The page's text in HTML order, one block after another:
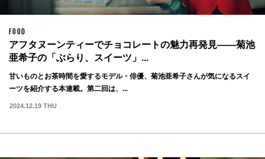
FOOD
アフタヌーンティーでチョコレートの魅力再発見——菊池
亜希子の「ぶらり、スイーツ」...
甘いものとお茶時間を愛するモデル・俳優、菊池亜希子さんが気になるスイ
ーツを紹介する本連載。第二回は、...
2024.12.19 THU